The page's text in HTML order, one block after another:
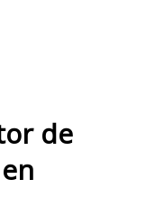
de